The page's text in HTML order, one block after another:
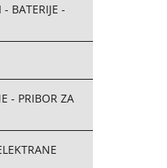
BATERIJE -
- PRIBOR ZA